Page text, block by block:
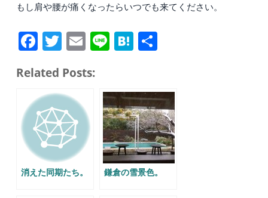
もし肩や腰が痛くなったらいつでも来てください。
Fa
bo
ok
T
tte
r
E
ail
Li H
a
Related Posts:
消えた同期たち。 鎌倉の雪景色。